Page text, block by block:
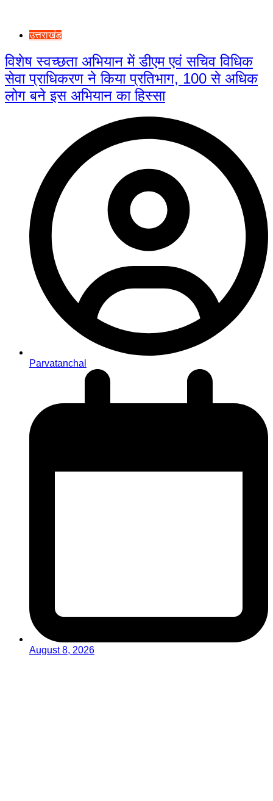
उत्तराखंड
विशेष स्वच्छता अभियान में डीएम एवं सचिव विधिक
सेवा प्राधिकरण ने किया प्रतिभाग, 100 से अधिक
लोग बने इस अभियान का हिस्सा
Parvatanchal
August 8, 2026